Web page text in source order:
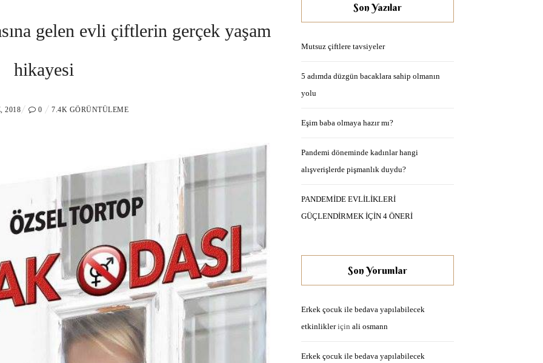
gelen evli çiftlerin gerçek yaşam
hikayesi
2018 0 7.4K GÖRÜNTÜLEME
Son Yazılar
Mutsuz çiftlere tavsiyeler
5 adımda düzgün bacaklara sahip olmanın
yolu
Eşim baba olmaya hazır mı?
Pandemi döneminde kadınlar hangi
alışverişlerde pişmanlık duydu?
PANDEMİDE EVLİLİKLERİ
GÜÇLENDİRMEK İÇİN 4 ÖNERİ
Son Yorumlar
Erkek çocuk ile bedava yapılabilecek
etkinlikleriçin ali osmann
Erkek çocuk ile bedava yapılabilecek